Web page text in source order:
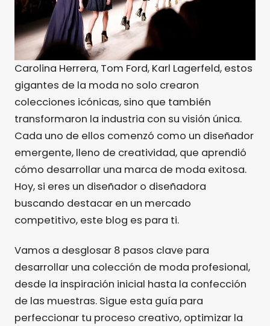
Carolina Herrera, Tom Ford, Karl Lagerfeld, estos
gigantes de la moda no solo crearon
colecciones icónicas, sino que también
transformaron la industria con su visión única.
Cada uno de ellos comenzó como un diseñador
emergente, lleno de creatividad, que aprendió
cómo desarrollar una marca de moda exitosa.
Hoy, si eres un diseñador o diseñadora
buscando destacar en un mercado
competitivo, este blog es para ti.
Vamos a desglosar 8 pasos clave para
desarrollar una colección de moda profesional,
desde la inspiración inicial hasta la confección
de las muestras. Sigue esta guía para
perfeccionar tu proceso creativo, optimizar la